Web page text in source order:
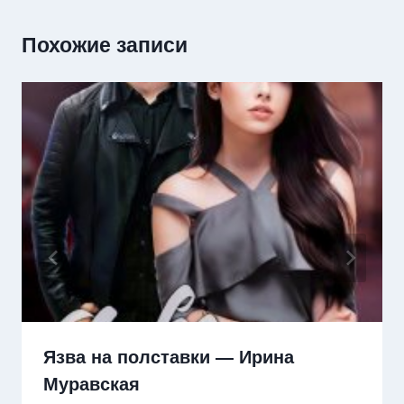
Похожие записи
Язва на полставки — Ирина
Муравская